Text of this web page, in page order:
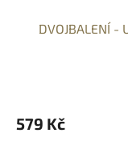
DVOJBALENÍ
579 Kč